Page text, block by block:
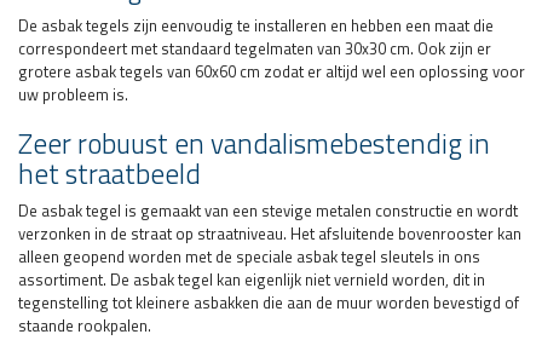
De asbak tegels zijn eenvoudig te installeren en hebben een maat die
correspondeert met standaard tegelmaten van 30x30 cm. Ook zijn er
grotere asbak tegels van 60x60 cm zodat er altijd wel een oplossing voor
uw probleem is.
Zeer robuust en vandalismebestendig in
het straatbeeld
De asbak tegel is gemaakt van een stevige metalen constructie en wordt
verzonken in de straat op straatniveau. Het afsluitende bovenrooster kan
alleen geopend worden met de speciale asbak tegel sleutels in ons
assortiment. De asbak tegel kan eigenlijk niet vernield worden, dit in
tegenstelling tot kleinere asbakken die aan de muur worden bevestigd of
staande rookpalen.